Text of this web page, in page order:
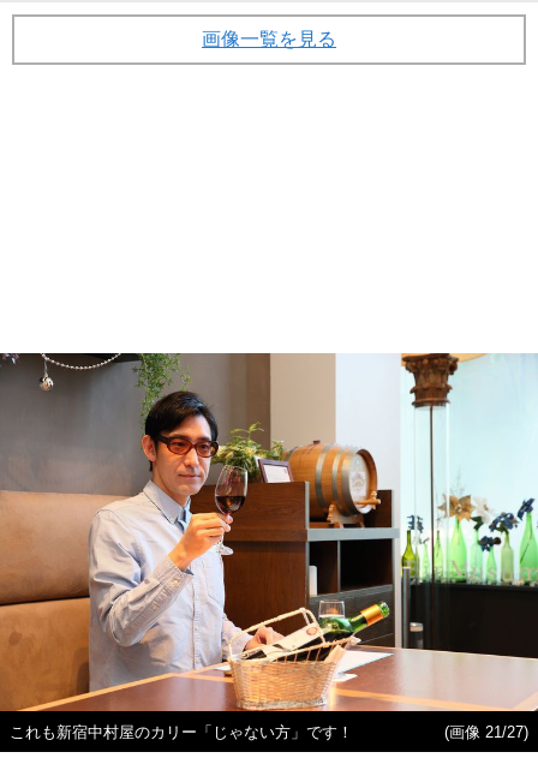
画像一覧を見る
これも新宿中村屋のカリー「じゃない方」です！ (画像 21/27)